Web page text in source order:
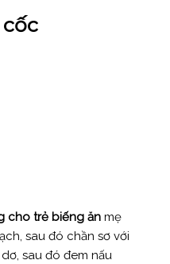
cho trẻ biếng ănmẹ
sau đó chần sơ với
sau đó đem nấu